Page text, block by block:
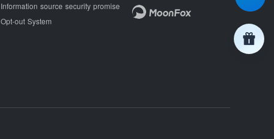
Information source security promise
Opt-out System